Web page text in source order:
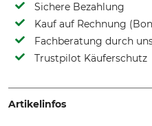
Sichere Bezahlung
Kauf auf Rechnung
Fachberatung durch
Trustpilot Käuferschutz
Artikelinfos